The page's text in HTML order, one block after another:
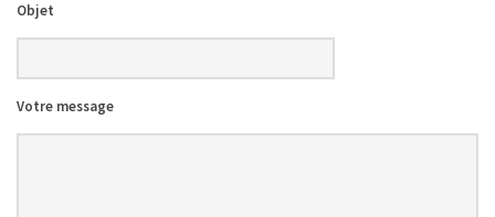
Objet
Votre message